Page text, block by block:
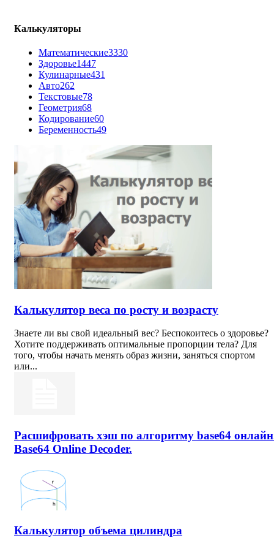
Калькуляторы
Математические3330
Здоровье1447
Кулинарные431
Авто262
Текстовые78
Геометрия68
Кодирование60
Беременность49
Калькулятор веса по росту и возрасту
Знаете ли вы свой идеальный вес? Беспокоитесь о здоровье?
Хотите поддерживать оптимальные пропорции тела? Для
того, чтобы начать менять образ жизни, заняться спортом
или...
Расшифровать хэш по алгоритму base64
Base64 Online Decoder.
Калькулятор объема цилиндра